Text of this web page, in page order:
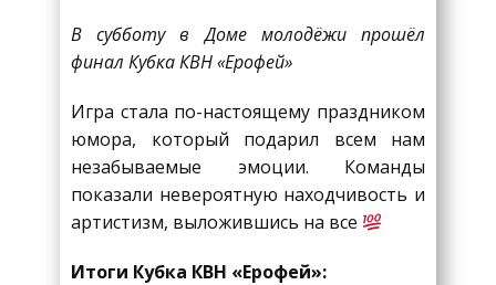
В субботу в Доме молодёжи прошёл
финал Кубка КВН «Ерофей»
Игра стала по-настоящему праздником
юмора, который подарил всем нам
незабываемые эмоции. Команды
показали невероятную находчивость и
артистизм, выложившись на все
Итоги Кубка КВН «Ерофей»: